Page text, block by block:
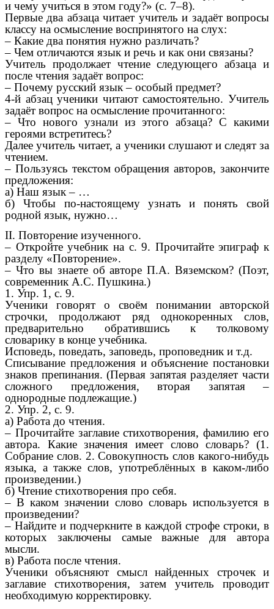
и чему учиться в этом году?» (с. 7–8).
Первые два абзаца читает учитель и задаёт вопросы
классу на осмысление воспринятого на слух:
– Какие два понятия нужно различать?
– Чем отличаются язык и речь и как они связаны?
Учитель продолжает чтение следующего абзаца и
после чтения задаёт вопрос:
– Почему русский язык – особый предмет?
4-й абзац ученики читают самостоятельно. Учитель
задаёт вопрос на осмысление прочитанного:
– Что нового узнали из этого абзаца? С какими
героями встретитесь?
Далее учитель читает, а ученики слушают и следят за
чтением.
– Пользуясь текстом обращения авторов, закончите
предложения:
а) Наш язык – …
б) Чтобы по-настоящему узнать и понять свой
родной язык, нужно…
II. Повторение изученного.
– Откройте учебник на с. 9. Прочитайте эпиграф к
разделу «Повторение».
– Что вы знаете об авторе П.А. Вяземском? (Поэт,
современник А.С. Пушкина.)
1. Упр. 1, с. 9.
Ученики говорят о своём понимании авторской
строчки, продолжают ряд однокоренных слов,
предварительно обратившись к толковому
словарику в конце учебника.
Исповедь, поведать, заповедь, проповедник и т.д.
Списывание предложения и объяснение постановки
знаков препинания. (Первая запятая разделяет части
сложного предложения, вторая запятая –
однородные подлежащие.)
2. Упр. 2, с. 9.
а) Работа до чтения.
– Прочитайте заглавие стихотворения, фамилию его
автора. Какие значения имеет слово словарь? (1.
Собрание слов. 2. Совокупность слов какого-нибудь
языка, а также слов, употреблённых в каком-либо
произведении.)
б) Чтение стихотворения про себя.
– В каком значении слово словарь используется в
произведении?
– Найдите и подчеркните в каждой строфе строки, в
которых заключены самые важные для автора
мысли.
в) Работа после чтения.
Ученики объясняют смысл найденных строчек и
заглавие стихотворения, затем учитель проводит
необходимую корректировку.